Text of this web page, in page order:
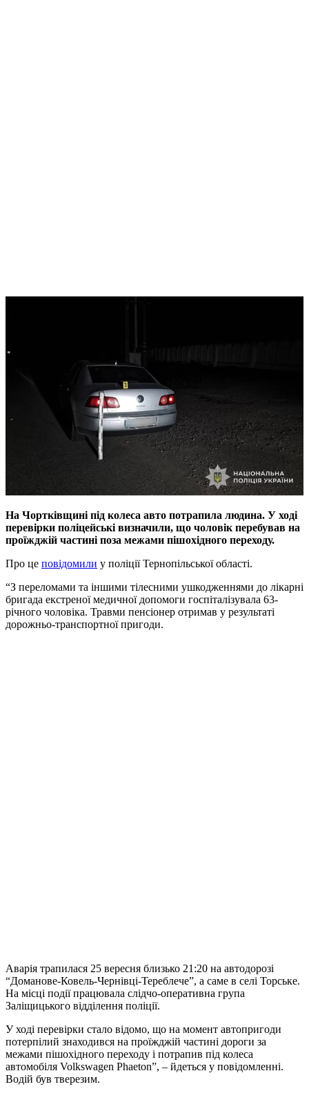
На Чортківщині під колеса авто потрапила людина. У ході
перевірки поліцейські визначили, що чоловік перебував на
проїжджій частині поза межами пішохідного переходу.
Про це повідомили у поліції Тернопільської області.
“З переломами та іншими тілесними ушкодженнями до лікарні
бригада екстреної медичної допомоги госпіталізувала 63-
річного чоловіка. Травми пенсіонер отримав у результаті
дорожньо-транспортної пригоди.
Аварія трапилася 25 вересня близько 21:20 на автодорозі
“Доманове-Ковель-Чернівці-Тереблече”, а саме в селі Торське.
На місці події працювала слідчо-оперативна група
Заліщицького відділення поліції.
У ході перевірки стало відомо, що на момент автопригоди
потерпілий знаходився на проїжджій частині дороги за
межами пішохідного переходу і потрапив під колеса
автомобіля Volkswagen Phaeton”, – йдеться у повідомленні.
Водій був тверезим.